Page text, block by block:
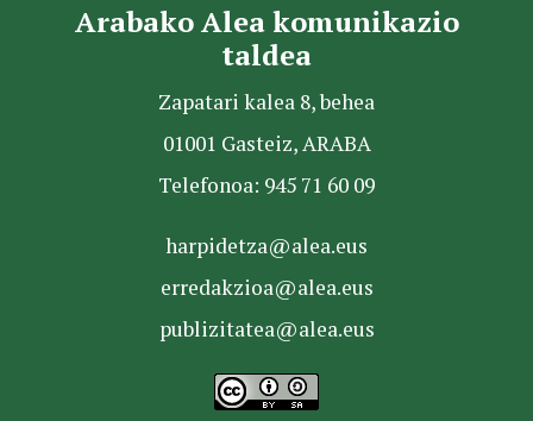
Arabako Alea komunikazio
taldea
Zapatari kalea 8, behea
01001 Gasteiz, ARABA
Telefonoa: 945 71 60 09
harpidetza@alea.eus
erredakzioa@alea.eus
publizitatea@alea.eus